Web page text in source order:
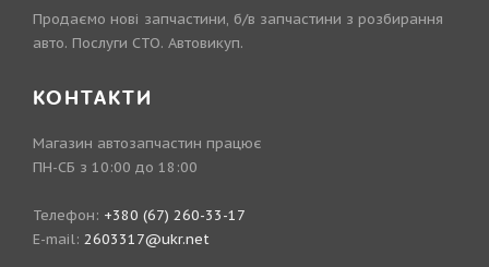
Продаємо нові запчастини, б/в запчастини з розбирання
авто. Послуги СТО. Автовикуп.
КОНТАКТИ
Магазин автозапчастин працює
ПН-СБ з 10:00 до 18:00
Телефон: +380 (67) 260-33-17
E-mail: 2603317@ukr.net